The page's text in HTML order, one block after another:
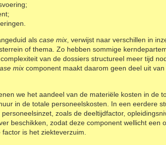
als case mix , verwijst naar verschillen in
of thema. Zo hebben sommige
van de dossiers structureel meer tijd
mix component maakt daarom geen deel uit
we het aandeel van de materiële kosten in de
in de totale personeelskosten. In een eerdere
zoals de deeltijdfactor,
beschikken, zodat deze component wellicht een
is het ziekteverzuim.